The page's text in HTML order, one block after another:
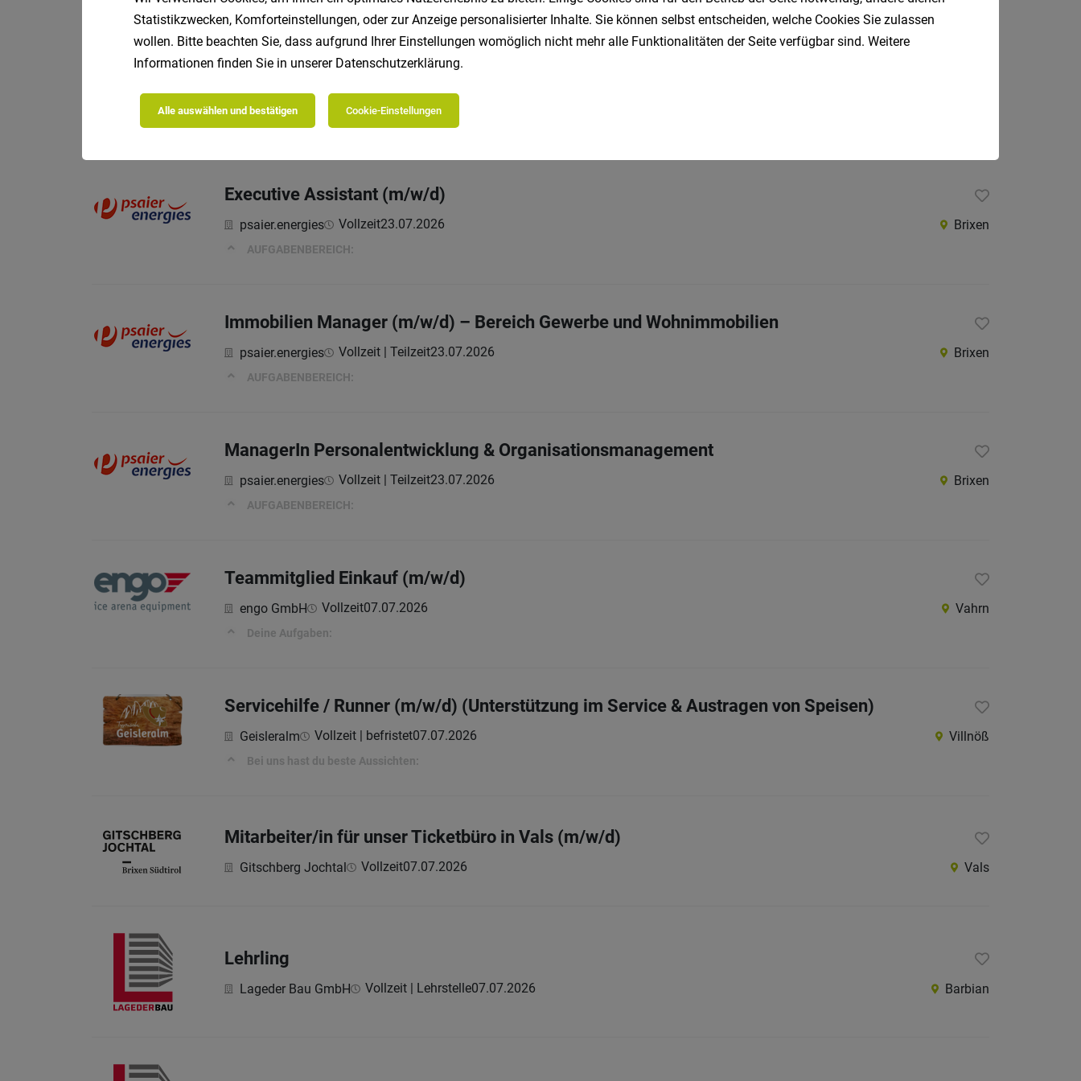
Mitarbeiter Corporate Governance & Compliance und Mitarbeiterentwicklung
psaier.energies Vollzeit23.07.2026
Executive Assistant (m/w/d)
psaier.energies Vollzeit23.07.2026 Brixen
AUFGABENBEREICH:
Immobilien Manager (m/w/d) – Bereich Gewerbe und Wohnimmobilien
psaier.energies Vollzeit | Teilzeit23.07.2026 Brixen
AUFGABENBEREICH:
ManagerIn Personalentwicklung & Organisationsmanagement
psaier.energies Vollzeit | Teilzeit23.07.2026 Brixen
AUFGABENBEREICH:
Teammitglied Einkauf (m/w/d)
engo GmbH Vollzeit07.07.2026 Vahrn
Deine Aufgaben:
Servicehilfe / Runner (m/w/d) (Unterstützung im Service & Austragen von Speisen)
Geisleralm Vollzeit | befristet07.07.2026 Villnöß
Bei uns hast du beste Aussichten:
Mitarbeiter/in für unser Ticketbüro in Vals (m/w/d)
Gitschberg Jochtal Vollzeit07.07.2026 Vals
Lehrling
Lageder Bau GmbH Vollzeit | Lehrstelle07.07.2026 Barbian
Statistikzwecken, Komforteinstellungen, oder zur Anzeige personalisierter Inhalte. Sie können selbst entscheiden, welche Cookies Sie zulassen
wollen. Bitte beachten Sie, dass aufgrund Ihrer Einstellungen womöglich nicht mehr alle Funktionalitäten der Seite verfügbar sind. Weitere
Informationen finden Sie in unserer Datenschutzerklärung.
Alle auswählen und bestätigen Cookie-Einstellungen